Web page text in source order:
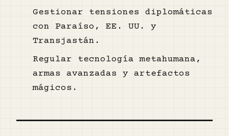
Gestionar tensiones diplomáticas
con Paraíso, EE. UU. y
Transjastán.
Regular tecnología metahumana,
armas avanzadas y artefactos
mágicos.